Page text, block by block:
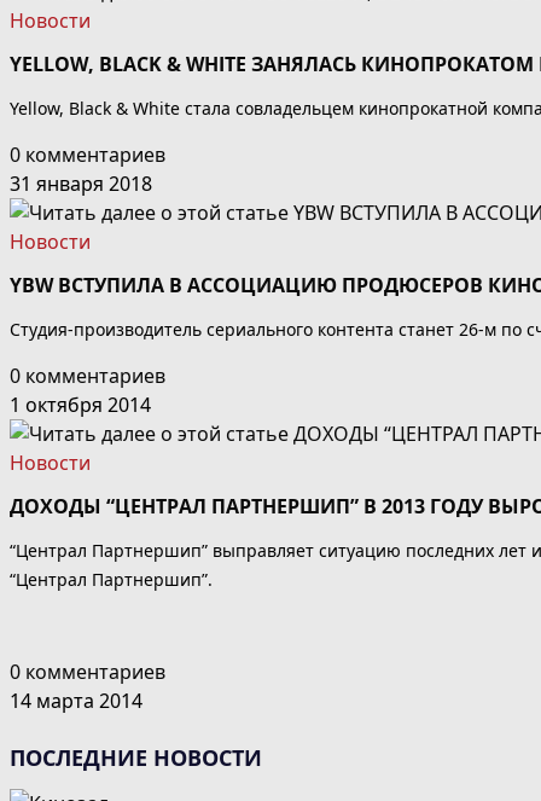
Новости
YELLOW, BLACK & WHITE ЗАНЯЛАСЬ
Yellow, Black & White стала совладельцем кинопрокатной
0 комментариев
31 января 2018
Новости
YBW ВСТУПИЛА В АССОЦИАЦИЮ ПРОДЮСЕРОВ
Студия-производитель сериального контента станет 26-м по
0 комментариев
1 октября 2014
Новости
ДОХОДЫ “ЦЕНТРАЛ ПАРТНЕРШИП” В 2013 ГОДУ
“Централ Партнершип” выправляет ситуацию последних лет
“Централ Партнершип”.
0 комментариев
14 марта 2014
ПОСЛЕДНИЕ НОВОСТИ